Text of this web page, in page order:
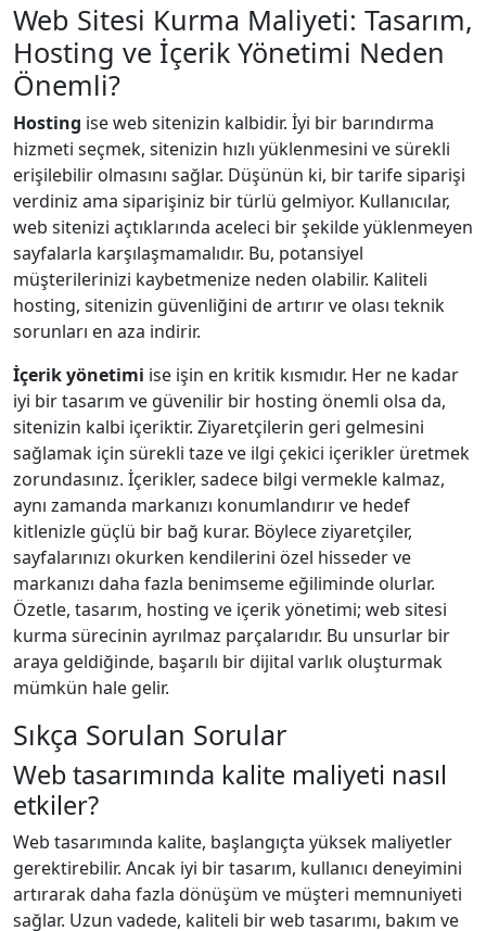
Web Sitesi Kurma Maliyeti: Tasarım,
Hosting ve İçerik Yönetimi Neden
Önemli?
Hosting ise web sitenizin kalbidir. İyi bir barındırma
hizmeti seçmek, sitenizin hızlı yüklenmesini ve sürekli
erişilebilir olmasını sağlar. Düşünün ki, bir tarife siparişi
verdiniz ama siparişiniz bir türlü gelmiyor. Kullanıcılar,
web sitenizi açtıklarında aceleci bir şekilde yüklenmeyen
sayfalarla karşılaşmamalıdır. Bu, potansiyel
müşterilerinizi kaybetmenize neden olabilir. Kaliteli
hosting, sitenizin güvenliğini de artırır ve olası teknik
sorunları en aza indirir.
İçerik yönetimi ise işin en kritik kısmıdır. Her ne kadar
iyi bir tasarım ve güvenilir bir hosting önemli olsa da,
sitenizin kalbi içeriktir. Ziyaretçilerin geri gelmesini
sağlamak için sürekli taze ve ilgi çekici içerikler üretmek
zorundasınız. İçerikler, sadece bilgi vermekle kalmaz,
aynı zamanda markanızı konumlandırır ve hedef
kitlenizle güçlü bir bağ kurar. Böylece ziyaretçiler,
sayfalarınızı okurken kendilerini özel hisseder ve
markanızı daha fazla benimseme eğiliminde olurlar.
Özetle, tasarım, hosting ve içerik yönetimi; web sitesi
kurma sürecinin ayrılmaz parçalarıdır. Bu unsurlar bir
araya geldiğinde, başarılı bir dijital varlık oluşturmak
mümkün hale gelir.
Sıkça Sorulan Sorular
Web tasarımında kalite maliyeti nasıl
etkiler?
Web tasarımında kalite, başlangıçta yüksek maliyetler
gerektirebilir. Ancak iyi bir tasarım, kullanıcı deneyimini
artırarak daha fazla dönüşüm ve müşteri memnuniyeti
sağlar. Uzun vadede, kaliteli bir web tasarımı, bakım ve